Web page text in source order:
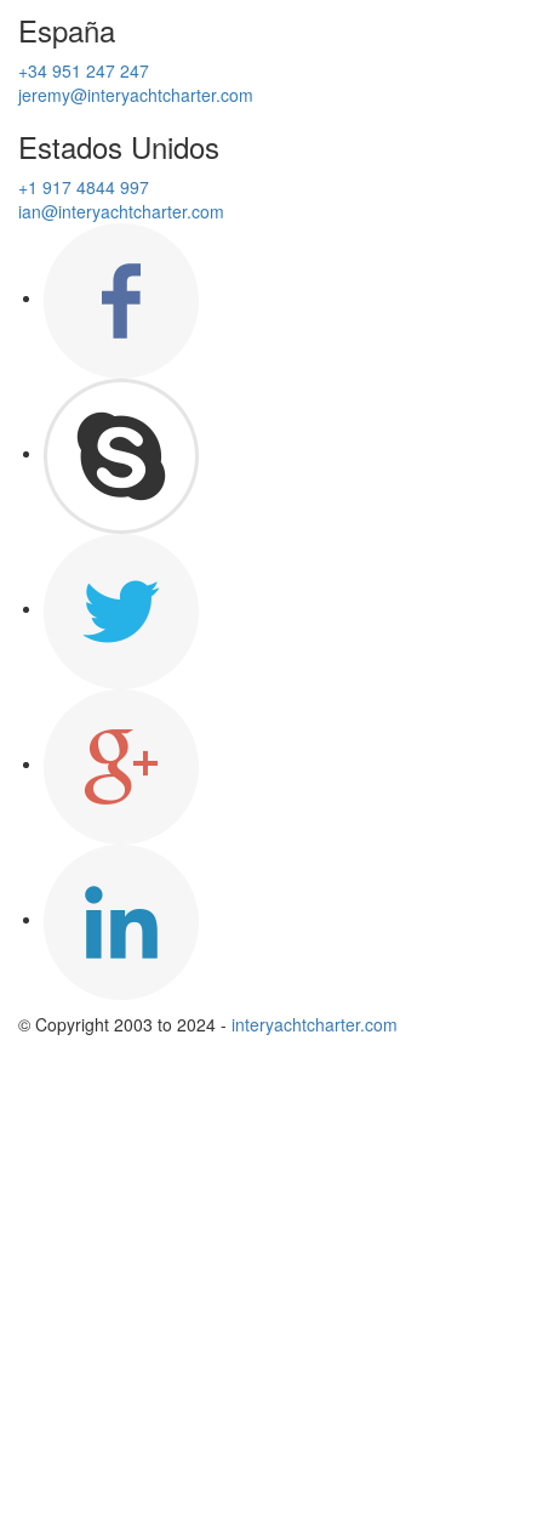
España
+34 951 247 247
jeremy@interyachtcharter.com
Estados Unidos
+1 917 4844 997
ian@interyachtcharter.com
© Copyright 2003 to 2024 - interyachtcharter.com